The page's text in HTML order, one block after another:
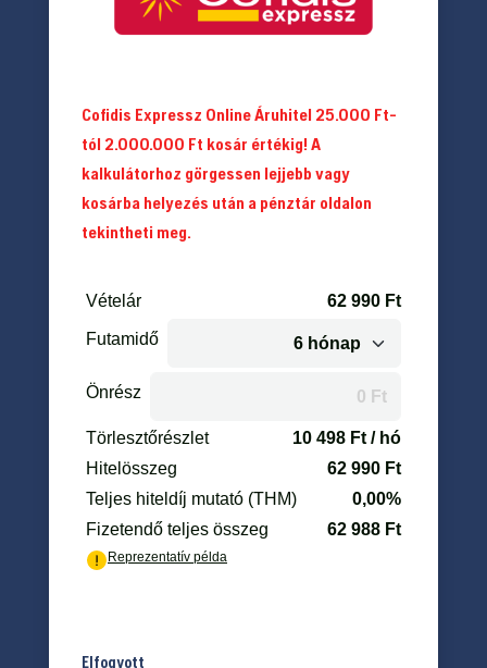
Cofidis Expressz Online Áruhitel 25.000 Ft-
tól 2.000.000 Ft kosár értékig! A
kalkulátorhoz görgessen lejjebb vagy
kosárba helyezés után a pénztár oldalon
tekintheti meg.
Elfogyott